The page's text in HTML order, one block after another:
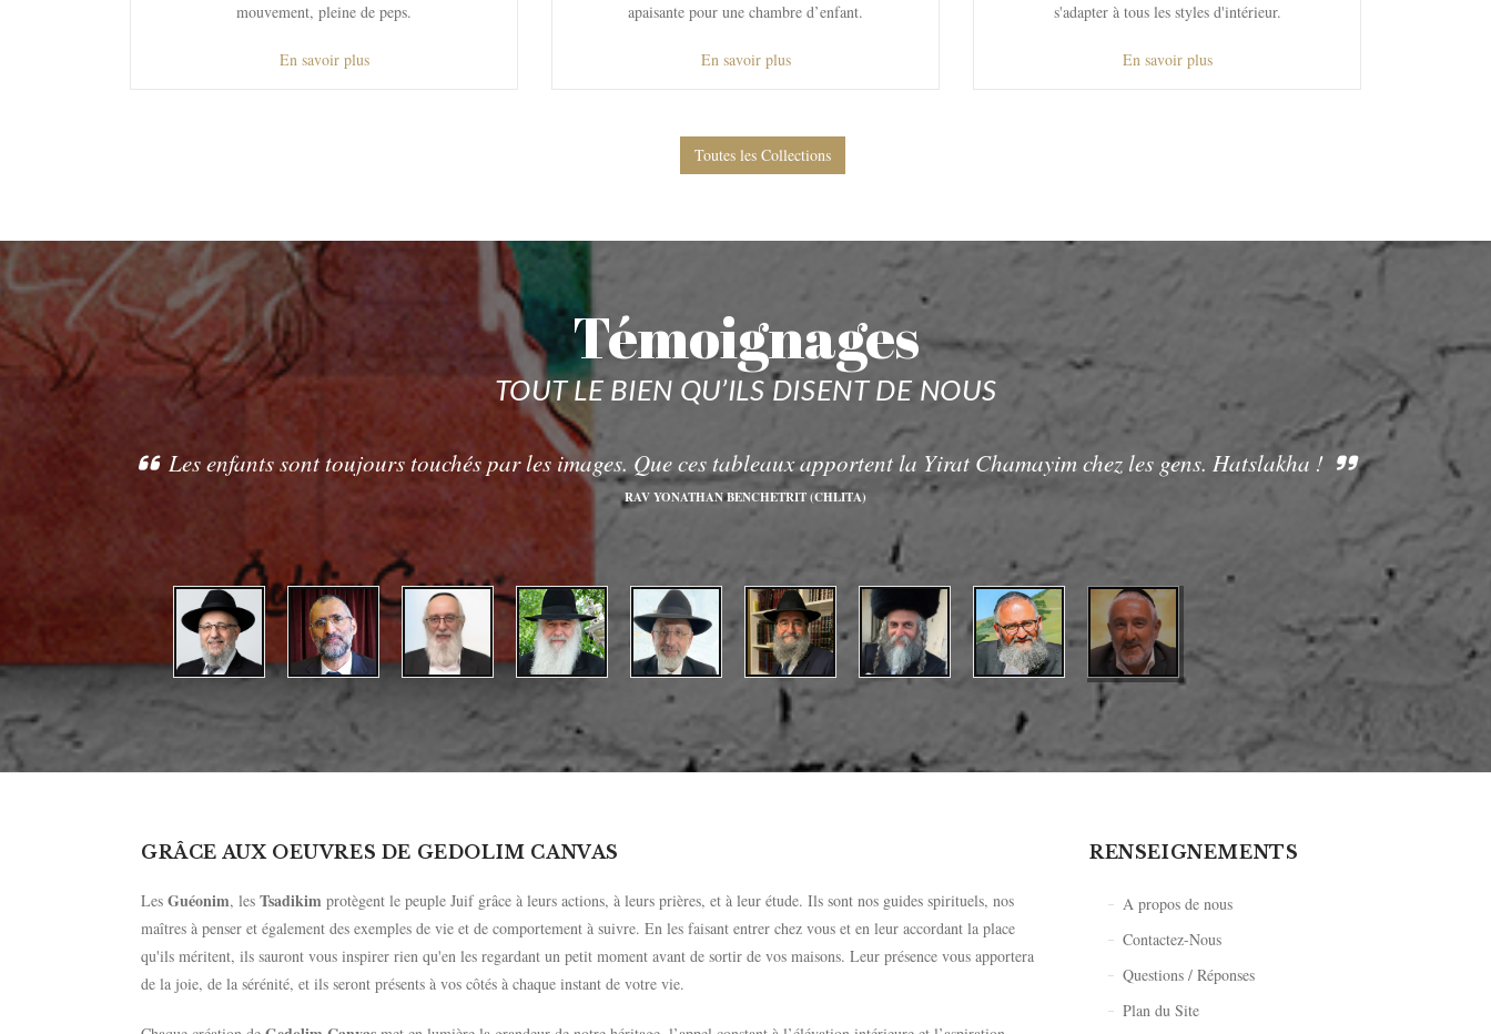
mouvement, pleine de peps.
En savoir plus
apaisante pour une chambre d’enfant.
En savoir plus
s'adapter à tous les styles d'intérieur.
En savoir plus
Toutes les Collections
Témoignages
TOUT LE BIEN QU’ILS DISENT DE NOUS
Les enfants sont toujours touchés par les images. Que ces tableaux apportent la Yirat Chamayim chez les gens. Hatslakha !
RAV YONATHAN BENCHETRIT (CHLITA)
GRÂCE AUX OEUVRES DE GEDOLIM CANVAS
Les Guéonim, les Tsadikim protègent le peuple Juif grâce à leurs actions, à leurs prières, et à leur étude. Ils sont nos guides spirituels, nos
maîtres à penser et également des exemples de vie et de comportement à suivre. En les faisant entrer chez vous et en leur accordant la place
qu'ils méritent, ils sauront vous inspirer rien qu'en les regardant un petit moment avant de sortir de vos maisons. Leur présence vous apportera
de la joie, de la sérénité, et ils seront présents à vos côtés à chaque instant de votre vie.
RENSEIGNEMENTS
A propos de nous
Contactez-Nous
Questions / Réponses
Plan du Site